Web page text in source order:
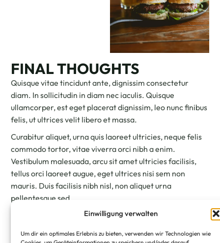
Einwilligung verwalten
Um dir ein optimales Erlebnis zu bieten, verwenden wir Technologien wie
FINAL THOUGHTS
Quisque vitae tincidunt ante, dignissim consectetur
diam. In sollicitudin in diam nec iaculis. Quisque
ullamcorper, est eget placerat dignissim, leo nunc finibus
felis, ut ultrices velit libero et massa.
Curabitur aliquet, urna quis laoreet ultricies, neque felis
commodo tortor, vitae viverra orci nibh a enim.
Vestibulum malesuada, arcu sit amet ultricies facilisis,
tellus orci laoreet augue, eget ultrices nisi sem non
mauris. Duis facilisis nibh nisl, non aliquet urna
pellentesque sed.